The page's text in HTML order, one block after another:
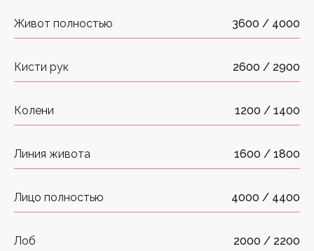
Живот полностью 3600 / 4000
Кисти рук 2600 / 2900
Колени 1200 / 1400
Линия живота 1600 / 1800
Лицо полностью 4000 / 4400
Лоб 2000 / 2200
сократить количество процедур